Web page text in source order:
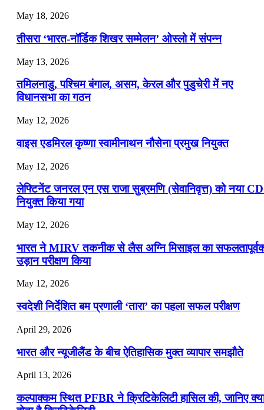
July 19, 2026
📝 डेली करेंट अफेयर्स: 16-18 जुलाई 2026
July 16, 2026
📝 डेली करेंट अफेयर्स: 13-15 जुलाई 2026
May 18, 2026
तीसरा ‘भारत-नॉर्डिक शिखर सम्मेलन’ ओस्लो में संपन्न
May 13, 2026
तमिलनाडु, पश्चिम बंगाल, असम, केरल और पुडुचेरी में नए
विधानसभा का गठन
May 12, 2026
वाइस एडमिरल कृष्णा स्वामीनाथन नौसेना प्रमुख नियुक्त
May 12, 2026
लेफ्टिनेंट जनरल एन एस राजा सुब्रमणि (सेवानिवृत्त) को नया
नियुक्त किया गया
May 12, 2026
भारत ने MIRV तकनीक से लैस अग्नि मिसाइल का
उड़ान परीक्षण किया
May 12, 2026
स्वदेशी निर्देशित बम प्रणाली ‘तारा’ का पहला सफल परीक्षण
April 29, 2026
भारत और न्यूजीलैंड के बीच ऐतिहासिक मुक्त व्यापार समझौते
April 13, 2026
कल्पाक्कम स्थित PFBR ने क्रिटिकेलिटी हासिल की, जानिए